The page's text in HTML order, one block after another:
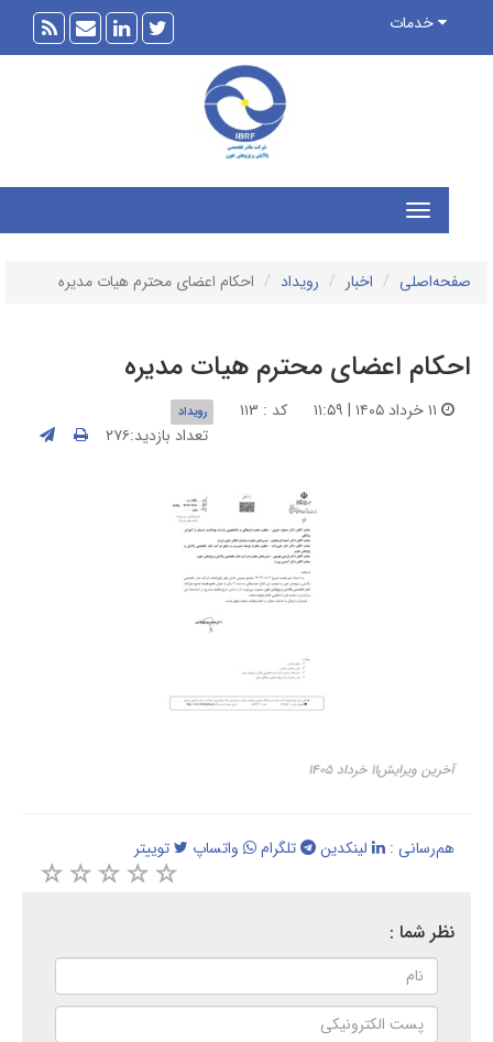
خدمات
اخبار رویداد احکام اعضای محترم هیات مدیره
اعضای محترم هیات مدیره
کد : ۱۱۳ رویداد
تعداد بازدید:۲۷۶
ویرایش۱۱ خرداد ۱۴۰۵
: لینکدین تلگرام واتساپ توییتر
شما :